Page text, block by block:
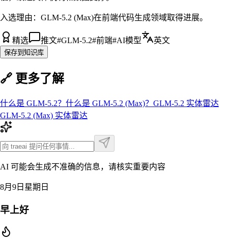
入选理由： GLM-5.2 (Max)在前端代码生成领域取得进展。
精选 推文#GLM-5.2#前端#AI模型 英文
保存到知识库
🔗 更多了解
什么是 GLM-5.2？ 什么是 GLM-5.2 (Max)？ GLM-5.2 实体雷达
GLM-5.2 (Max) 实体雷达
AI 可能会生成不准确的信息，请核实重要内容
8月9日星期日
早上好